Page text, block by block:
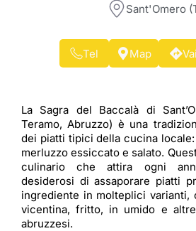
Sant'Omero
Tel Map Vai
La Sagra del Baccalà di
Teramo, Abruzzo) è una
dei piatti tipici della cucina
merluzzo essiccato e salato.
culinario che attira ogni
desiderosi di assaporare piatti
ingrediente in molteplici varianti,
vicentina, fritto, in umido e
abruzzesi.